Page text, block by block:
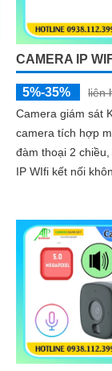
CAMERA IP
5%-35%
liên
Camera giám sát
camera tích hợp
đàm thoại 2
IP WIfi kết nối không
giám sát ban đêm